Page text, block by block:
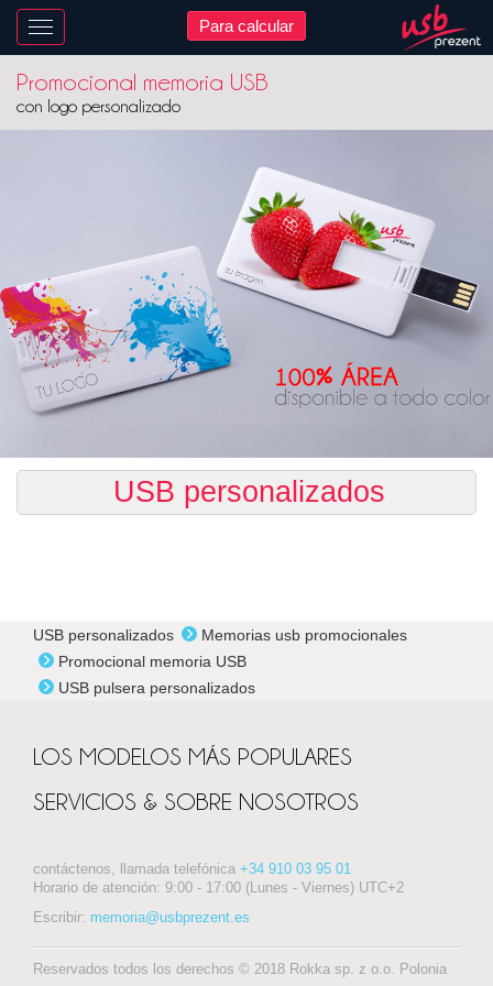
Nawigacja Para calcular
Promocional memoria USB
con logo personalizado
USB personalizados
USB personalizados
Memorias usb promocionales
Promocional memoria USB
USB pulsera personalizados
LOS MODELOS MÁS POPULARES
SERVICIOS & SOBRE NOSOTROS
contáctenos, llamada telefónica +34 910 03 95 01
Horario de atención: 9:00 - 17:00 (Lunes - Viernes) UTC+2
Escribir: memoria@usbprezent.es
Reservados todos los derechos © 2018 Rokka sp. z o.o. Polonia